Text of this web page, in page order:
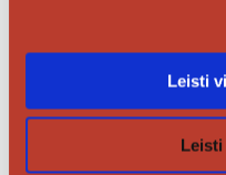
Leisti
įtraukė į „Nasdaq
rinką. Naujai
rugpjūčio 4 d.
tūkst. eurų vieša